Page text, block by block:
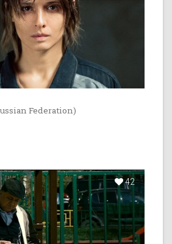
Federation)
42